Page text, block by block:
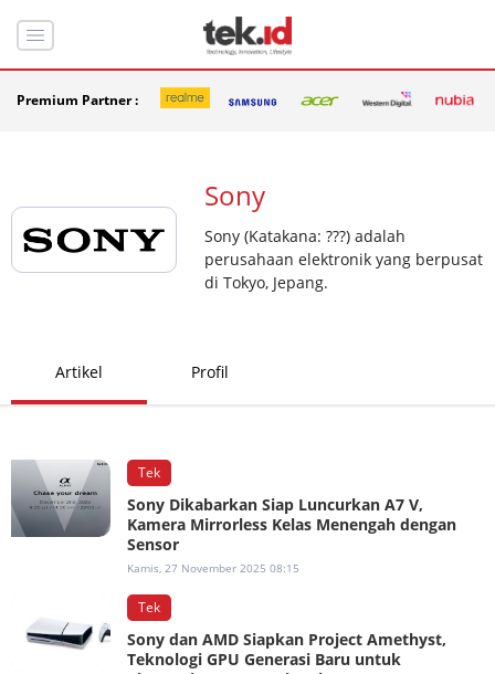
Premium Partner :
Sony
Sony (Katakana: ???) adalah
perusahaan elektronik yang berpusat
di Tokyo, Jepang.
Artikel Profil
Tek
Sony Dikabarkan Siap Luncurkan A7 V,
Kamera Mirrorless Kelas Menengah dengan
Sensor
Kamis, 27 November 2025 08:15
Tek
Sony dan AMD Siapkan Project Amethyst,
Teknologi GPU Generasi Baru untuk